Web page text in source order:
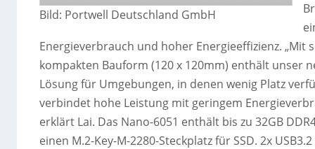
Bild: Portwell Deutschland GmbH
Energieverbrauch und hoher Energieeffizienz.
kompakten Bauform (120 x 120mm) enthält unser
Lösung für Umgebungen, in denen wenig Platz
verbindet hohe Leistung mit geringem
erklärt Lai. Das Nano-6051 enthält bis zu 32GB
einen M.2-Key-M-2280-Steckplatz für SSD. 2x